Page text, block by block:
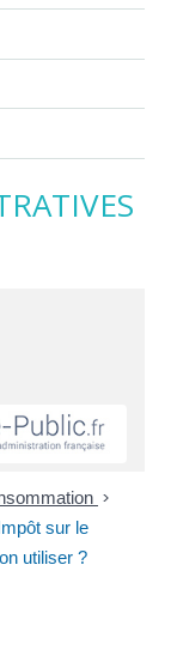
>
sur le
utiliser ?